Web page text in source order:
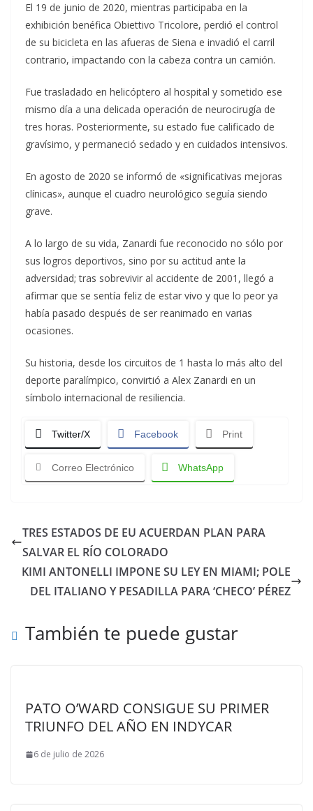
El 19 de junio de 2020, mientras participaba en la
exhibición benéfica Obiettivo Tricolore, perdió el control
de su bicicleta en las afueras de Siena e invadió el carril
contrario, impactando con la cabeza contra un camión.
Fue trasladado en helicóptero al hospital y sometido ese
mismo día a una delicada operación de neurocirugía de
tres horas. Posteriormente, su estado fue calificado de
gravísimo, y permaneció sedado y en cuidados intensivos.
En agosto de 2020 se informó de «significativas mejoras
clínicas», aunque el cuadro neurológico seguía siendo
grave.
A lo largo de su vida, Zanardi fue reconocido no sólo por
sus logros deportivos, sino por su actitud ante la
adversidad; tras sobrevivir al accidente de 2001, llegó a
afirmar que se sentía feliz de estar vivo y que lo peor ya
había pasado después de ser reanimado en varias
ocasiones.
Su historia, desde los circuitos de 1 hasta lo más alto del
deporte paralímpico, convirtió a Alex Zanardi en un
símbolo internacional de resiliencia.
Twitter/X Facebook Print
Correo Electrónico WhatsApp
TRES ESTADOS DE EU ACUERDAN PLAN PARA
SALVAR EL RÍO COLORADO
KIMI ANTONELLI IMPONE SU LEY EN MIAMI; POLE
DEL ITALIANO Y PESADILLA PARA ‘CHECO’ PÉREZ
También te puede gustar
PATO O’WARD CONSIGUE SU PRIMER
TRIUNFO DEL AÑO EN INDYCAR
6 de julio de 2026